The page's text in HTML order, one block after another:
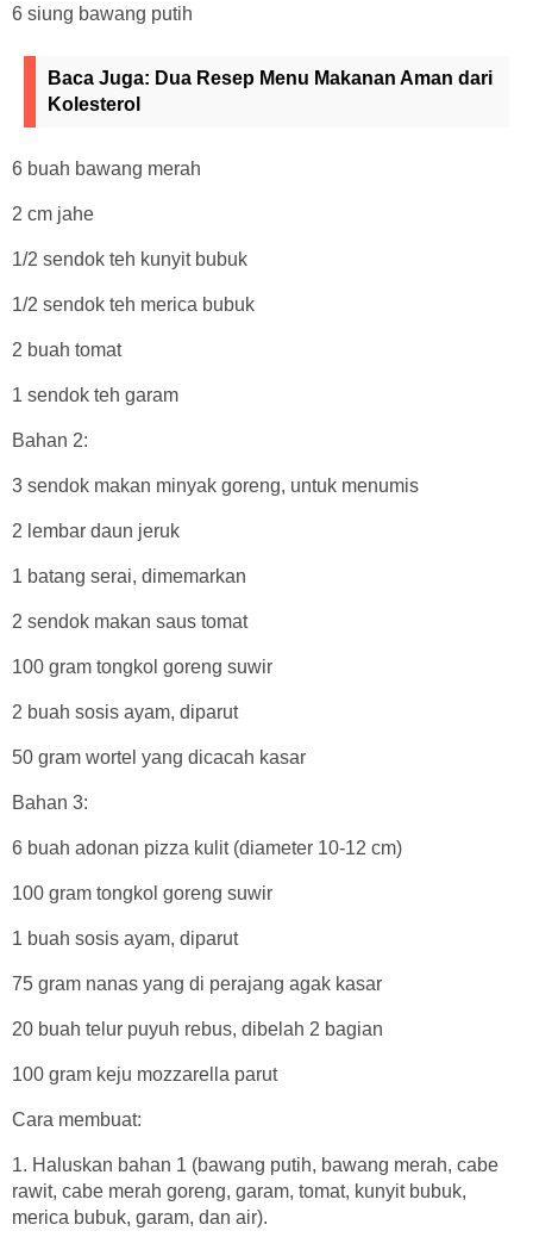
6 siung bawang putih
Baca Juga: Dua Resep Menu Makanan Aman dari
Kolesterol
6 buah bawang merah
2 cm jahe
1/2 sendok teh kunyit bubuk
1/2 sendok teh merica bubuk
2 buah tomat
1 sendok teh garam
Bahan 2:
3 sendok makan minyak goreng, untuk menumis
2 lembar daun jeruk
1 batang serai, dimemarkan
2 sendok makan saus tomat
100 gram tongkol goreng suwir
2 buah sosis ayam, diparut
50 gram wortel yang dicacah kasar
Bahan 3:
6 buah adonan pizza kulit (diameter 10-12 cm)
100 gram tongkol goreng suwir
1 buah sosis ayam, diparut
75 gram nanas yang di perajang agak kasar
20 buah telur puyuh rebus, dibelah 2 bagian
100 gram keju mozzarella parut
Cara membuat:
1. Haluskan bahan 1 (bawang putih, bawang merah, cabe
rawit, cabe merah goreng, garam, tomat, kunyit bubuk,
merica bubuk, garam, dan air).